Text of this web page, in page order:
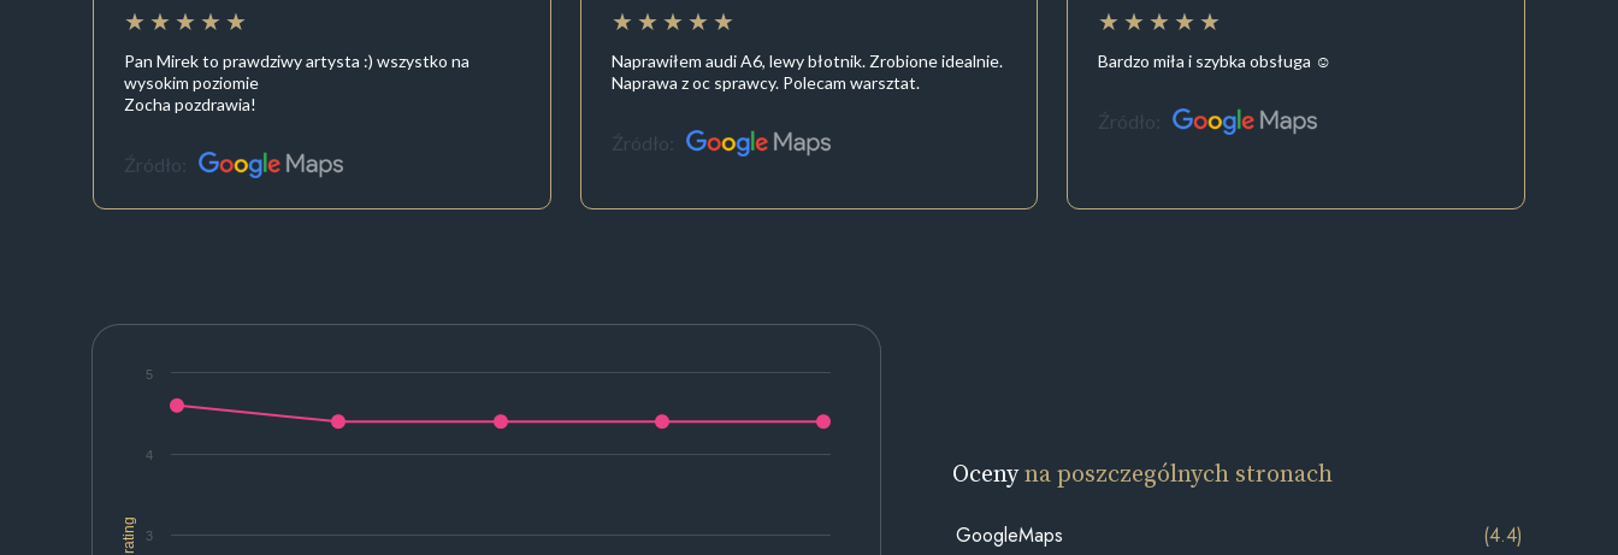
Pan Mirek to prawdziwy artysta :) wszystko na
wysokim poziomie
Zocha pozdrawia!
Źródło:
Naprawiłem audi A6, lewy błotnik. Zrobione idealnie.
Naprawa z oc sprawcy. Polecam warsztat.
Źródło:
Bardzo miła i szybka obsługa ☺️
Źródło:
rating 3
4
5
Ocenyna poszczególnych stronach
GoogleMaps (4.4)